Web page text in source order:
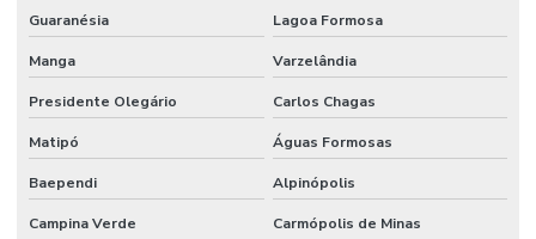
Guaranésia Lagoa Formosa
Manga Varzelândia
Presidente Olegário Carlos Chagas
Matipó Águas Formosas
Baependi Alpinópolis
Campina Verde Carmópolis de Minas